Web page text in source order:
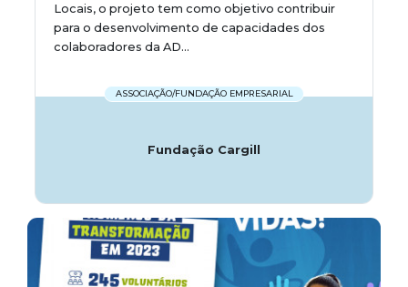
Locais, o projeto tem como objetivo contribuir
para o desenvolvimento de capacidades dos
colaboradores da AD...
ASSOCIAÇÃO/FUNDAÇÃO EMPRESARIAL
Fundação Cargill